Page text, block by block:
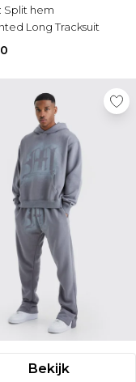
Split hem
Long Tracksuit
Bekijk